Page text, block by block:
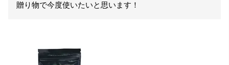
贈り物で今度使いたいと思います！